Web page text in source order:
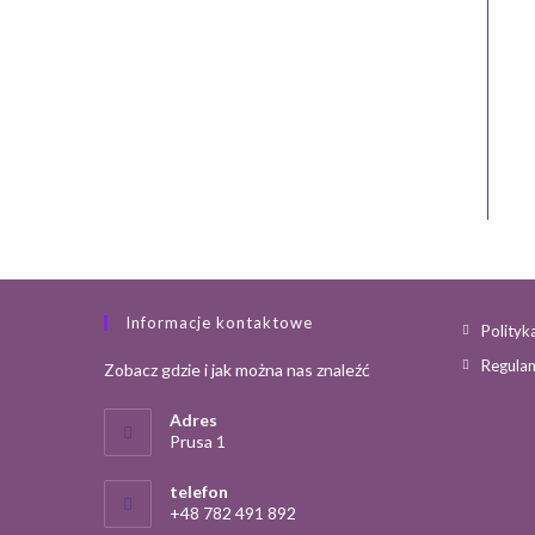
Informacje kontaktowe
Zobacz gdzie i jak można nas znaleźć
Adres
Prusa 1
telefon
+48 782 491 892